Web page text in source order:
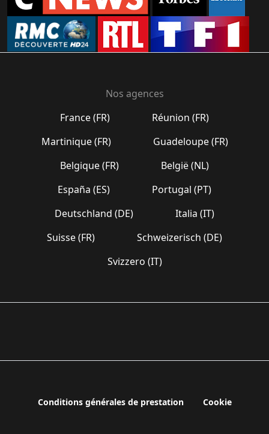
Nos agences
France (FR)
Réunion (FR)
Martinique (FR)
Guadeloupe (FR)
Belgique (FR)
België (NL)
España (ES)
Portugal (PT)
Deutschland (DE)
Italia (IT)
Suisse (FR)
Schweizerisch (DE)
Svizzero (IT)
Conditions générales de prestation Cookie